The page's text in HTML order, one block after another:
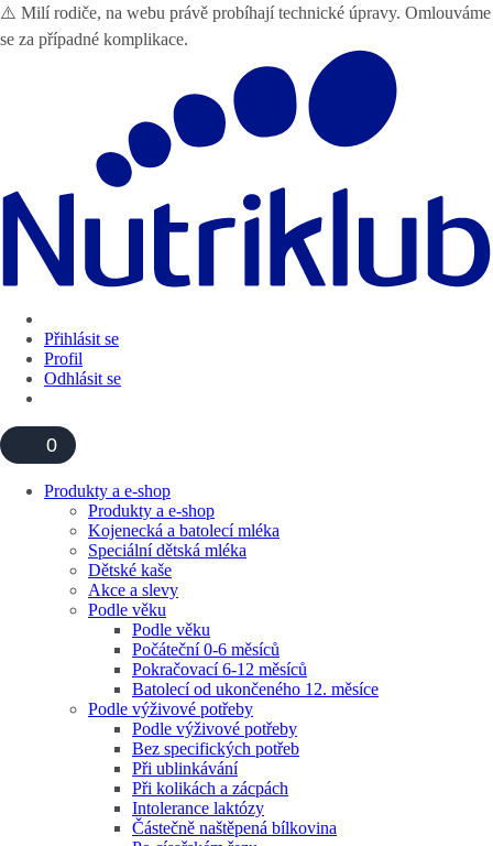
⚠️ Milí rodiče, na webu právě probíhají technické úpravy. Omlouváme
se za případné komplikace.
Přihlásit se
Profil
Odhlásit se
0
Produkty a e-shop
Produkty a e-shop
Kojenecká a batolecí mléka
Speciální dětská mléka
Dětské kaše
Akce a slevy
Podle věku
Podle věku
Počáteční 0-6 měsíců
Pokračovací 6-12 měsíců
Batolecí od ukončeného 12. měsíce
Podle výživové potřeby
Podle výživové potřeby
Bez specifických potřeb
Při ublinkávání
Při kolikách a zácpách
Intolerance laktózy
Částečně naštěpená bílkovina